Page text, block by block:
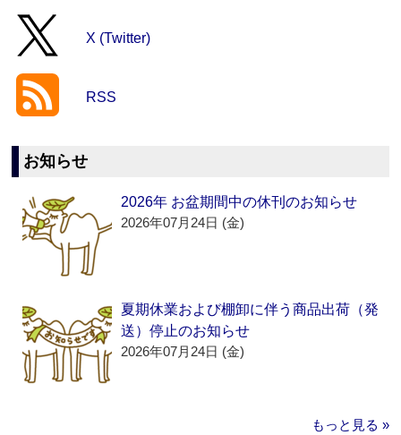
X (Twitter)
RSS
お知らせ
2026年 お盆期間中の休刊のお知らせ
2026年07月24日 (金)
夏期休業および棚卸に伴う商品出荷（発
送）停止のお知らせ
2026年07月24日 (金)
もっと見る »